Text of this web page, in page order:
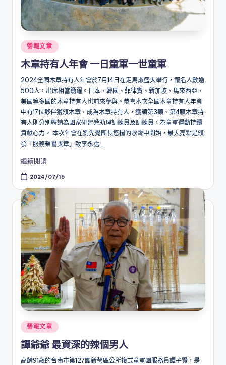
Posted
in
營報文章
木章持有人年會 一日童軍一世童軍
2024全國木章持有人年會於7月14日在走馬瀨盛大舉行，報名人數逾
500人，出席相當踴躍。日本、韓國、菲律賓、新加坡、馬來西亞、
美國等多國的木章持有人也前來參與。恭喜本次全國木章持有人年會
中有17位夥伴獲頒木章，成為木章持有人，獲頒第3顆、第4顆木章持
有人則分別聘請為國家研習營助理訓練員及訓練員，為童軍運動持續
貢獻心力。 本次年會在劉先覺團長悠揚的歌聲中開始，最大亮點是頒
發「服務榮譽獎章」致李永霑...
繼續閱讀
2024/07/15
Posted
營報文章
譚爺爺 最資深的辣個男人
高齡91歲的台南市第127團新營區公所複式童軍團服務員譚子賢，是